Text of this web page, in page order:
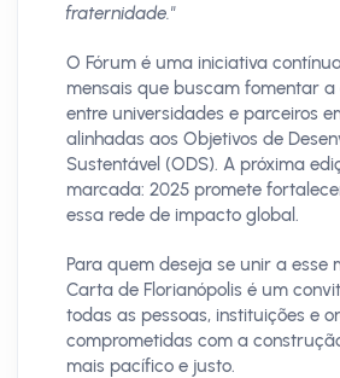
fraternidade."
O Fórum é uma iniciativa
mensais que buscam fomentar
entre universidades e parceiros
alinhadas aos Objetivos de
Sustentável (ODS). A próxima
marcada: 2025 promete
essa rede de impacto global.
Para quem deseja se unir a esse
Carta de Florianópolis é um
todas as pessoas, instituições e
comprometidas com a
mais pacífico e justo.